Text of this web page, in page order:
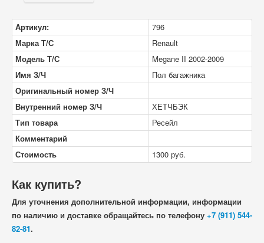
Артикул:
796
Марка Т/С
Renault
Модель Т/С
Megane II 2002-2009
Имя З/Ч
Пол багажника
Оригинальный номер З/Ч
Внутренний номер З/Ч
ХЕТЧБЭК
Тип товара
Ресейл
Комментарий
Стоимость
1300 руб.
Как купить?
Для уточнения дополнительной информации, информации
по наличию и доставке обращайтесь по телефону +7 (911) 544-
82-81.